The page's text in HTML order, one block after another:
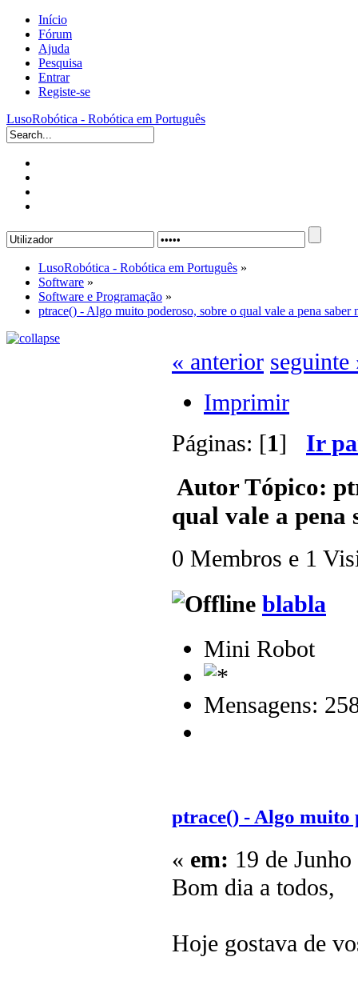
Início
Fórum
Ajuda
Pesquisa
Entrar
Registe-se
LusoRobótica - Robótica em Português
LusoRobótica - Robótica em Português »
Software »
Software e Programação »
ptrace() - Algo muito poderoso, sobre o qual vale a pena saber
« anterior seguinte
Imprimir
Páginas: [1] Ir
AutorTópico:
qual vale a pena
0 Membros e 1
blabla
Mini Robot
Mensagens:
ptrace() - Algo muito
« em: 19 de
Bom dia a todos,
Hoje gostava de